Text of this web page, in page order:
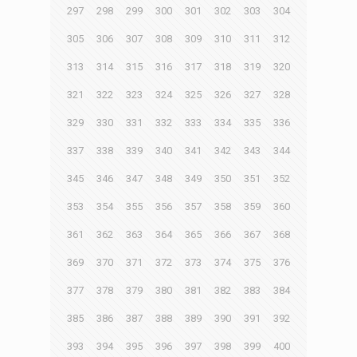
297 298 299 300 301 302 303 304
305 306 307 308 309 310 311 312
313 314 315 316 317 318 319 320
321 322 323 324 325 326 327 328
329 330 331 332 333 334 335 336
337 338 339 340 341 342 343 344
345 346 347 348 349 350 351 352
353 354 355 356 357 358 359 360
361 362 363 364 365 366 367 368
369 370 371 372 373 374 375 376
377 378 379 380 381 382 383 384
385 386 387 388 389 390 391 392
393 394 395 396 397 398 399 400